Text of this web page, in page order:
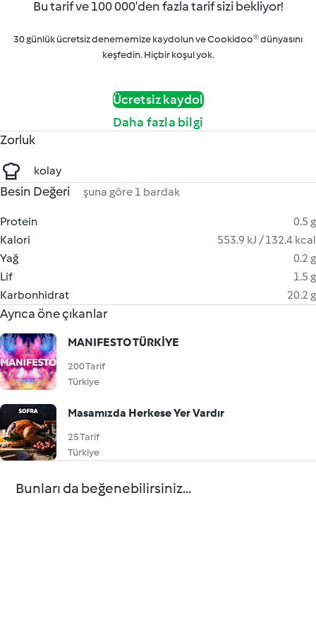
Bu tarif ve 100 000'den fazla tarif sizi bekliyor!
30 günlük ücretsiz denememize kaydolun ve Cookidoo® dünyasını
keşfedin. Hiçbir koşul yok.
Ücretsiz kaydol
Daha fazla bilgi
Zorluk
kolay
Besin Değeri şuna göre 1 bardak
Protein
0.5 g
Kalori
553.9 kJ / 132.4 kcal
Yağ
0.2 g
Lif
1.5 g
Karbonhidrat
20.2 g
Ayrıca öne çıkanlar
MANIFESTO TÜRKİYE
200 Tarif
Türkiye
Masamızda Herkese Yer Vardır
25 Tarif
Türkiye
Bunları da beğenebilirsiniz...